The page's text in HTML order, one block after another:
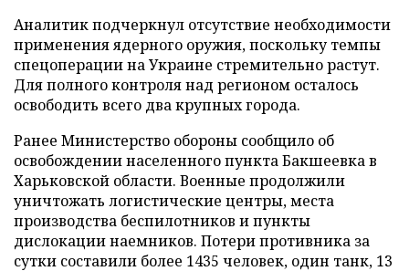
Аналитик подчеркнул отсутствие необходимости
применения ядерного оружия, поскольку темпы
спецоперации на Украине стремительно растут.
Для полного контроля над регионом осталось
освободить всего два крупных города.
Ранее Министерство обороны сообщило об
освобождении населенного пункта Бакшеевка в
Харьковской области. Военные продолжили
уничтожать логистические центры, места
производства беспилотников и пункты
дислокации наемников. Потери противника за
сутки составили более 1435 человек, один танк, 13